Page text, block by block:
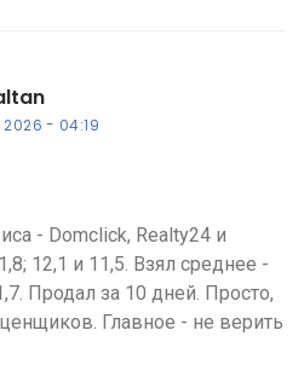
04:19
- Domclick, Realty24 и
12,1 и 11,5. Взял среднее -
Продал за 10 дней. Просто,
Главное - не верить